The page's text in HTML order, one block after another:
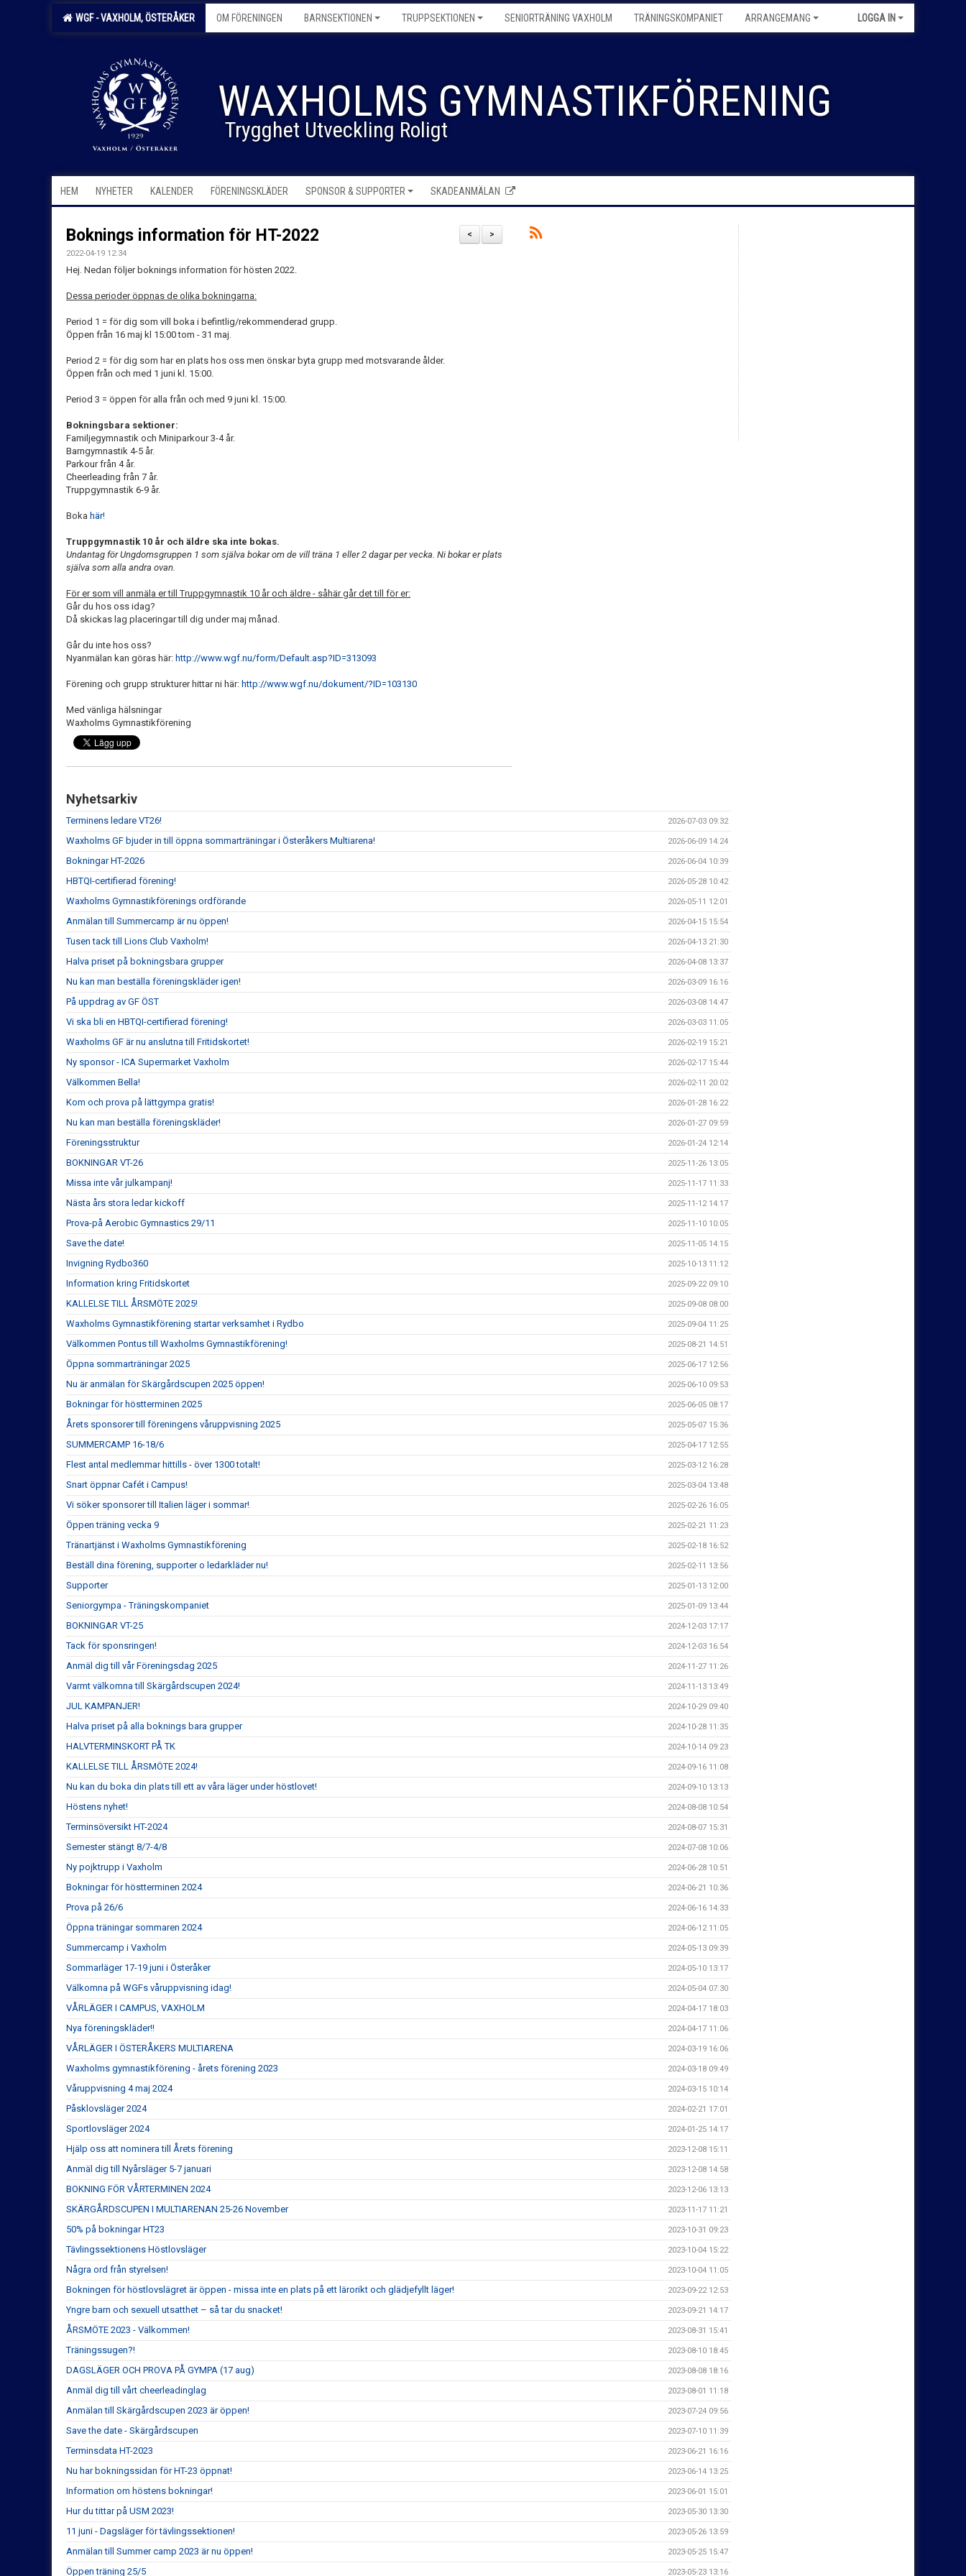
WGF - VAXHOLM, ÖSTERÅKER OM FÖRENINGEN BARNSEKTIONEN TRUPPSEKTIONEN SENIORTRÄNING VAXHOLM TRÄNINGSKOMPANIET ARRANGEMANG LOGGA IN
WAXHOLMS GYMNASTIKFÖRENING
Trygghet Utveckling Roligt
HEM NYHETER KALENDER FÖRENINGSKLÄDER SPONSOR & SUPPORTER SKADEANMÄLAN
>
<
Boknings information för HT-2022
2022-04-19 12:34
Hej. Nedan följer boknings information för hösten 2022.
Dessa perioder öppnas de olika bokningarna:
Period 1 = för dig som vill boka i befintlig/rekommenderad grupp.
Öppen från 16 maj kl 15:00 tom - 31 maj.
Period 2 = för dig som har en plats hos oss men önskar byta grupp med motsvarande ålder.
Öppen från och med 1 juni kl. 15:00.
Period 3 = öppen för alla från och med 9 juni kl. 15:00.
Bokningsbara sektioner:
Familjegymnastik och Miniparkour 3-4 år.
Barngymnastik 4-5 år.
Parkour från 4 år.
Cheerleading från 7 år.
Truppgymnastik 6-9 år.
Boka här!
Truppgymnastik 10 år och äldre ska inte bokas.
Undantag för Ungdomsgruppen 1 som själva bokar om de vill träna 1 eller 2 dagar per vecka. Ni bokar er plats
själva som alla andra ovan.
För er som vill anmäla er till Truppgymnastik 10 år och äldre - såhär går det till för er:
Går du hos oss idag?
Då skickas lag placeringar till dig under maj månad.
Går du inte hos oss?
Nyanmälan kan göras här: http://www.wgf.nu/form/Default.asp?ID=313093
Förening och grupp strukturer hittar ni här: http://www.wgf.nu/dokument/?ID=103130
Med vänliga hälsningar
Waxholms Gymnastikförening
Nyhetsarkiv
Terminens ledare VT26! 2026-07-03 09:32
Waxholms GF bjuder in till öppna sommarträningar i Österåkers Multiarena! 2026-06-09 14:24
Bokningar HT-2026 2026-06-04 10:39
HBTQI-certifierad förening! 2026-05-28 10:42
Waxholms Gymnastikförenings ordförande 2026-05-11 12:01
Anmälan till Summercamp är nu öppen! 2026-04-15 15:54
Tusen tack till Lions Club Vaxholm! 2026-04-13 21:30
Halva priset på bokningsbara grupper 2026-04-08 13:37
Nu kan man beställa föreningskläder igen! 2026-03-09 16:16
På uppdrag av GF ÖST 2026-03-08 14:47
Vi ska bli en HBTQI-certifierad förening! 2026-03-03 11:05
Waxholms GF är nu anslutna till Fritidskortet! 2026-02-19 15:21
Ny sponsor - ICA Supermarket Vaxholm 2026-02-17 15:44
Välkommen Bella! 2026-02-11 20:02
Kom och prova på lättgympa gratis! 2026-01-28 16:22
Nu kan man beställa föreningskläder! 2026-01-27 09:59
Föreningsstruktur 2026-01-24 12:14
BOKNINGAR VT-26 2025-11-26 13:05
Missa inte vår julkampanj! 2025-11-17 11:33
Nästa års stora ledar kickoff 2025-11-12 14:17
Prova-på Aerobic Gymnastics 29/11 2025-11-10 10:05
Save the date! 2025-11-05 14:15
Invigning Rydbo360 2025-10-13 11:12
Information kring Fritidskortet 2025-09-22 09:10
KALLELSE TILL ÅRSMÖTE 2025! 2025-09-08 08:00
Waxholms Gymnastikförening startar verksamhet i Rydbo 2025-09-04 11:25
Välkommen Pontus till Waxholms Gymnastikförening! 2025-08-21 14:51
Öppna sommarträningar 2025 2025-06-17 12:56
Nu är anmälan för Skärgårdscupen 2025 öppen! 2025-06-10 09:53
Bokningar för höstterminen 2025 2025-06-05 08:17
Årets sponsorer till föreningens våruppvisning 2025 2025-05-07 15:36
SUMMERCAMP 16-18/6 2025-04-17 12:55
Flest antal medlemmar hittills - över 1300 totalt! 2025-03-12 16:28
Snart öppnar Cafét i Campus! 2025-03-04 13:48
Vi söker sponsorer till Italien läger i sommar! 2025-02-26 16:05
Öppen träning vecka 9 2025-02-21 11:23
Tränartjänst i Waxholms Gymnastikförening 2025-02-18 16:52
Beställ dina förening, supporter o ledarkläder nu! 2025-02-11 13:56
Supporter 2025-01-13 12:00
Seniorgympa - Träningskompaniet 2025-01-09 13:44
BOKNINGAR VT-25 2024-12-03 17:17
Tack för sponsringen! 2024-12-03 16:54
Anmäl dig till vår Föreningsdag 2025 2024-11-27 11:26
Varmt välkomna till Skärgårdscupen 2024! 2024-11-13 13:49
JUL KAMPANJER! 2024-10-29 09:40
Halva priset på alla boknings bara grupper 2024-10-28 11:35
HALVTERMINSKORT PÅ TK 2024-10-14 09:23
KALLELSE TILL ÅRSMÖTE 2024! 2024-09-16 11:08
Nu kan du boka din plats till ett av våra läger under höstlovet! 2024-09-10 13:13
Höstens nyhet! 2024-08-08 10:54
Terminsöversikt HT-2024 2024-08-07 15:31
Semester stängt 8/7-4/8 2024-07-08 10:06
Ny pojktrupp i Vaxholm 2024-06-28 10:51
Bokningar för höstterminen 2024 2024-06-21 10:36
Prova på 26/6 2024-06-16 14:33
Öppna träningar sommaren 2024 2024-06-12 11:05
Summercamp i Vaxholm 2024-05-13 09:39
Sommarläger 17-19 juni i Österåker 2024-05-10 13:17
Välkomna på WGFs våruppvisning idag! 2024-05-04 07:30
VÅRLÄGER I CAMPUS, VAXHOLM 2024-04-17 18:03
Nya föreningskläder!! 2024-04-17 11:06
VÅRLÄGER I ÖSTERÅKERS MULTIARENA 2024-03-19 16:06
Waxholms gymnastikförening - årets förening 2023 2024-03-18 09:49
Våruppvisning 4 maj 2024 2024-03-15 10:14
Påsklovsläger 2024 2024-02-21 17:01
Sportlovsläger 2024 2024-01-25 14:17
Hjälp oss att nominera till Årets förening 2023-12-08 15:11
Anmäl dig till Nyårsläger 5-7 januari 2023-12-08 14:58
BOKNING FÖR VÅRTERMINEN 2024 2023-12-06 13:13
SKÄRGÅRDSCUPEN I MULTIARENAN 25-26 November 2023-11-17 11:21
50% på bokningar HT23 2023-10-31 09:23
Tävlingssektionens Höstlovsläger 2023-10-04 15:22
Några ord från styrelsen! 2023-10-04 11:05
Bokningen för höstlovslägret är öppen - missa inte en plats på ett lärorikt och glädjefyllt läger! 2023-09-22 12:53
Yngre barn och sexuell utsatthet – så tar du snacket! 2023-09-21 14:17
ÅRSMÖTE 2023 - Välkommen! 2023-08-31 15:41
Träningssugen?! 2023-08-10 18:45
DAGSLÄGER OCH PROVA PÅ GYMPA (17 aug) 2023-08-08 18:16
Anmäl dig till vårt cheerleadinglag 2023-08-01 11:18
Anmälan till Skärgårdscupen 2023 är öppen! 2023-07-24 09:56
Save the date - Skärgårdscupen 2023-07-10 11:39
Terminsdata HT-2023 2023-06-21 16:16
Nu har bokningssidan för HT-23 öppnat! 2023-06-14 13:25
Information om höstens bokningar! 2023-06-01 15:01
Hur du tittar på USM 2023! 2023-05-30 13:30
11 juni - Dagsläger för tävlingssektionen! 2023-05-26 13:59
Anmälan till Summer camp 2023 är nu öppen! 2023-05-25 15:47
Öppen träning 25/5 2023-05-23 13:16